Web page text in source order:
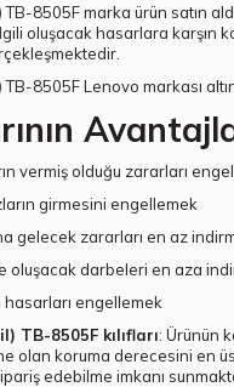
TB-8505F marka ürün satın
oluşacak hasarlara karşın
8505F Lenovo markası
vermiş olduğu zararları
girmesini engellemek
gelecek zararları en az
oluşacak darbeleri en aza
engellemek
TB-8505F kılıfları: Ürünün
olan koruma derecesini
edebilme imkanı